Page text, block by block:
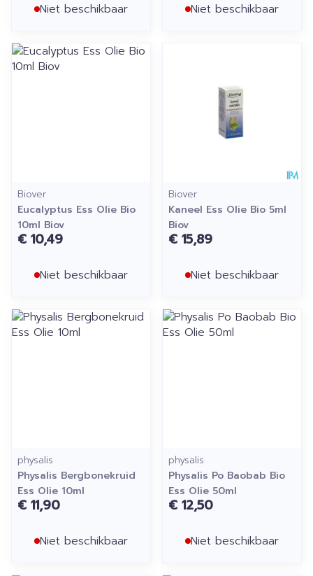
Niet beschikbaar Niet beschikbaar
Biover
Eucalyptus Ess Olie Bio
10ml Biov
€ 10,49
Niet beschikbaar
Biover
Kaneel Ess Olie Bio 5ml
Biov
€ 15,89
Niet beschikbaar
physalis
Physalis Bergbonekruid
Ess Olie 10ml
€ 11,90
Niet beschikbaar
physalis
Physalis Po Baobab Bio
Ess Olie 50ml
€ 12,50
Niet beschikbaar